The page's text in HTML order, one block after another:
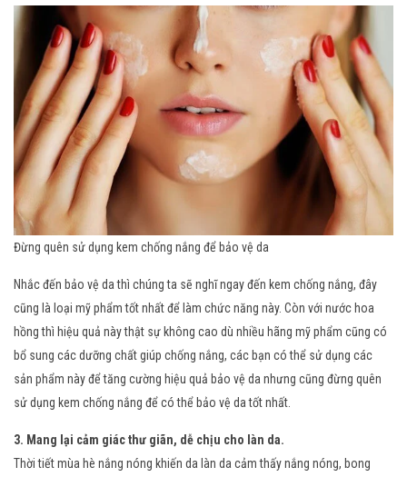
Đừng quên sử dụng kem chống nắng để bảo vệ da
Nhắc đến bảo vệ da thì chúng ta sẽ nghĩ ngay đến kem chống nắng, đây
cũng là loại mỹ phẩm tốt nhất để làm chức năng này. Còn với nước hoa
hồng thì hiệu quả này thật sự không cao dù nhiều hãng mỹ phẩm cũng có
bổ sung các dưỡng chất giúp chống nắng, các bạn có thể sử dụng các
sản phẩm này để tăng cường hiệu quả bảo vệ da nhưng cũng đừng quên
sử dụng kem chống nắng để có thể bảo vệ da tốt nhất.
3. Mang lại cảm giác thư giãn, dễ chịu cho làn da.
Thời tiết mùa hè nắng nóng khiến da làn da cảm thấy nắng nóng, bong